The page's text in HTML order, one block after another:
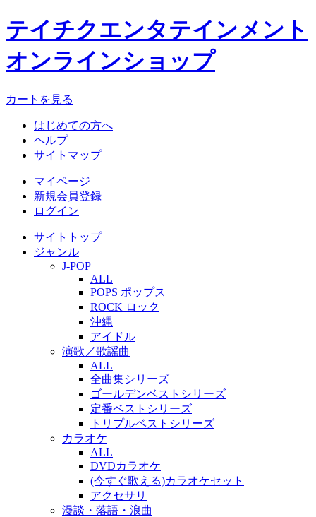
テイチクエンタテインメント
オンラインショップ
カートを見る
はじめての方へ
ヘルプ
サイトマップ
マイページ
新規会員登録
ログイン
サイトトップ
ジャンル
J-POP
ALL
POPS ポップス
ROCK ロック
沖縄
アイドル
演歌／歌謡曲
ALL
全曲集シリーズ
ゴールデンベストシリーズ
定番ベストシリーズ
トリプルベストシリーズ
カラオケ
ALL
DVDカラオケ
(今すぐ歌える)カラオケセット
アクセサリ
漫談・落語・浪曲